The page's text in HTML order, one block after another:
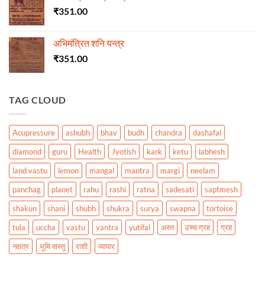
₹351.00
अभिमंत्रित शनि यन्त्र
₹351.00
TAG CLOUD
Acupressure ashubh bhav budh chandra
dashafal
diamond
guru Health Jyotish kark ketu
labhesh
land vastu
lemon mangal mantra margi
neelam
panchag
planet rahu rashi ratna sadesati
saptmesh
shakun
shani shubh shukra surya swapna
tortoise
tula
uccha vastu yantra yutifal अस्त उच्च ग्रह
ग्रह
नक्षत्र
भूमि वास्तु राशी व्यापार